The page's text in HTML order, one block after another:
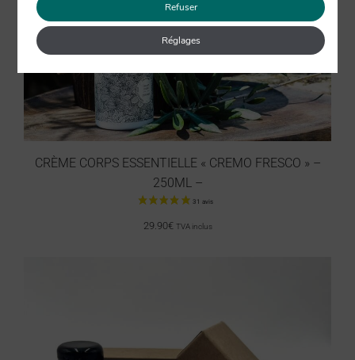
CRÈME CORPS ESSENTIELLE « CREMO FRESCO » –
250ML –
29.90€ TVA inclus
Refuser
Réglages